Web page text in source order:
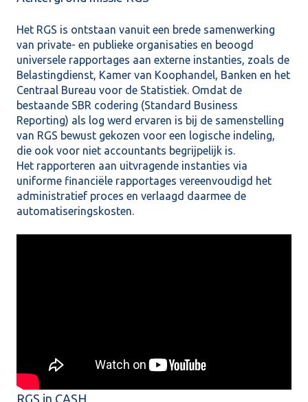
Het RGS is ontstaan vanuit een brede samenwerking
van private- en publieke organisaties en beoogd
universele rapportages aan externe instanties, zoals de
Belastingdienst, Kamer van Koophandel, Banken en het
Centraal Bureau voor de Statistiek. Omdat de
bestaande SBR codering (Standard Business
Reporting) als log werd ervaren is bij de samenstelling
van RGS bewust gekozen voor een logische indeling,
die ook voor niet accountants begrijpelijk is.
Het rapporteren aan uitvragende instanties via
uniforme financiële rapportages vereenvoudigd het
administratief proces en verlaagd daarmee de
automatiseringskosten.
RGS in CASH